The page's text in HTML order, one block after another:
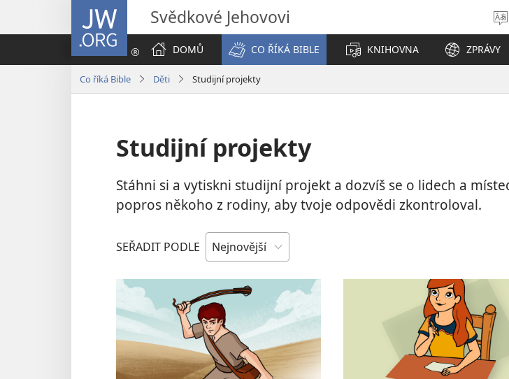
JW.ORG Svědkové Jehovovi
DOMŮ
CO ŘÍKÁ BIBLE KNIHOVNA ZPRÁVY
Co říká Bible Děti Studijní projekty
Studijní projekty
Stáhni si a vytiskni studijní projekt a dozvíš se o lidech a
popros někoho z rodiny, aby tvoje odpovědi zkontroloval.
SEŘADIT PODLE